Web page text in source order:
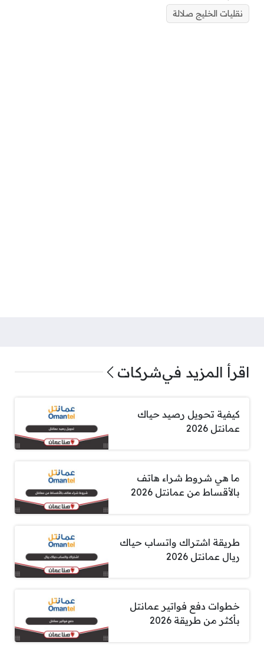
نقليات الخليج صلالة
اقرأ المزيد فيشركات
كيفية تحويل رصيد حياك
عمانتل 2026
ما هي شروط شراء هاتف
بالأقساط من عمانتل 2026
طريقة اشتراك واتساب حياك
ريال عمانتل 2026
خطوات دفع فواتير عمانتل
بأكثر من طريقة 2026